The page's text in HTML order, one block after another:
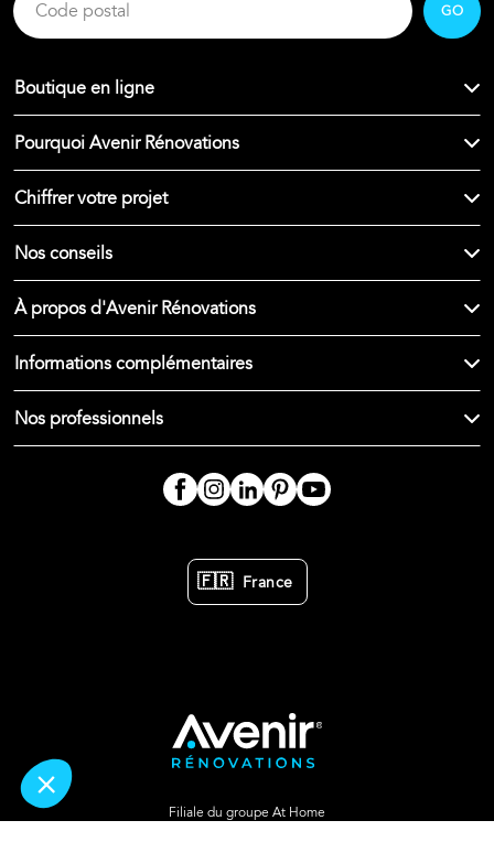
GO
Boutique en ligne
Pourquoi Avenir Rénovations
Chiffrer votre projet
Nos conseils
À propos d'Avenir Rénovations
Informations complémentaires
Nos professionnels
🇫🇷 France
Filiale du groupe At Home